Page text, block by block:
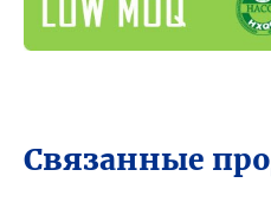
Связанные